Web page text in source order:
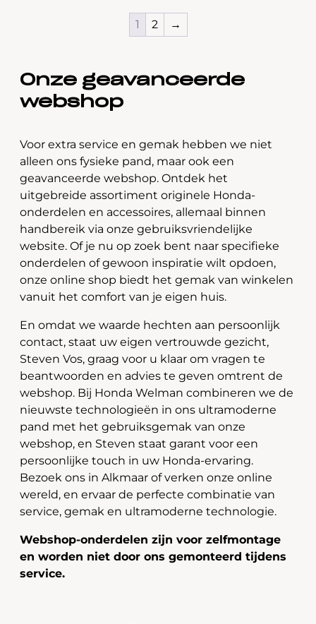
1 2 →
Onze geavanceerde
webshop
Voor extra service en gemak hebben we niet
alleen ons fysieke pand, maar ook een
geavanceerde webshop. Ontdek het
uitgebreide assortiment originele Honda-
onderdelen en accessoires, allemaal binnen
handbereik via onze gebruiksvriendelijke
website. Of je nu op zoek bent naar specifieke
onderdelen of gewoon inspiratie wilt opdoen,
onze online shop biedt het gemak van winkelen
vanuit het comfort van je eigen huis.
En omdat we waarde hechten aan persoonlijk
contact, staat uw eigen vertrouwde gezicht,
Steven Vos, graag voor u klaar om vragen te
beantwoorden en advies te geven omtrent de
webshop. Bij Honda Welman combineren we de
nieuwste technologieën in ons ultramoderne
pand met het gebruiksgemak van onze
webshop, en Steven staat garant voor een
persoonlijke touch in uw Honda-ervaring.
Bezoek ons in Alkmaar of verken onze online
wereld, en ervaar de perfecte combinatie van
service, gemak en ultramoderne technologie.
Webshop-onderdelen zijn voor zelfmontage
en worden niet door ons gemonteerd tijdens
service.